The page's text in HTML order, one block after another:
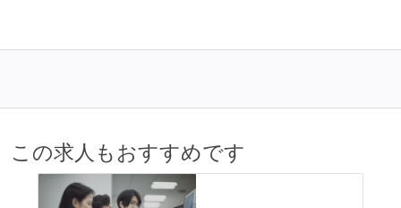
ジニアがいる
メンバーの多様性
外国籍の開発メンバーがいる
この求人もおすすめです